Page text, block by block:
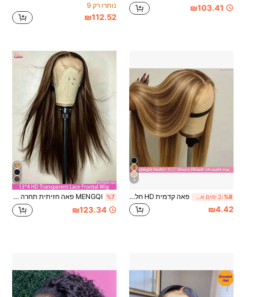
₪103.41
נותרו רק 9
₪112.52
4
%8 2 ימים אחרונים פאה קדמית HD חלקה 5x5 משיער ברזילאי בתולי, תערובת שיער אנושי, דחיסות 200% מקוצצת מראש, שיער ישר עם היילייטס אומברה דבש בלונד #4/27, פאה ללא דבק לנשים, פאה קדמית ברזילאית 13x4 13x6 עם שיער תינוק ותחרה HD חלקה
₪4.42
%7 MENGQI פאה חזיתית תחרה שקופה HD 13*4 13*6, שיער חום ישר 26 אינץ', צפיפות 200%, גוון #4 מעורב, שורשים מולבשים מראש עם שיער תינוק, 5*5, מוכנה ללבישה ללא דבק, תחרה חתוכה מראש, לנשים
₪123.34